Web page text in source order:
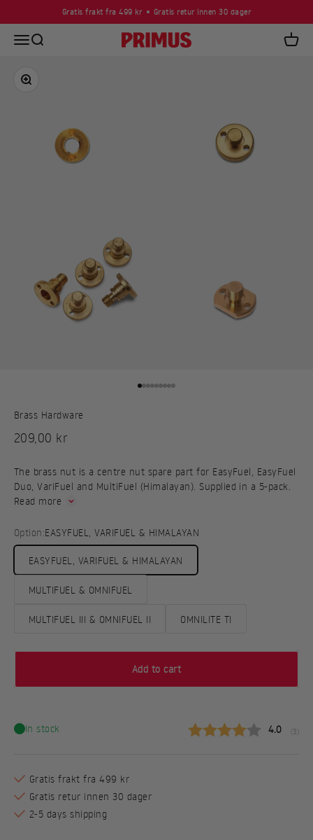
Skip to contentGratis frakt fra 499 kr Gratis retur innen 30 dager
Open navigation menu
Open search Primus Open
Zoom
Brass Hardware
Sale price
209,00 kr
The brass nut is a centre nut spare part for EasyFuel, EasyFuel
Duo, VariFuel and MultiFuel (Himalayan). Supplied in a 5-pack.
Read more
Option:EASYFUEL, VARIFUEL & HIMALAYAN
EASYFUEL, VARIFUEL & HIMALAYAN
MULTIFUEL & OMNIFUEL
MULTIFUEL III & OMNIFUEL II OMNILITE TI
Add to cart
In stock 4.0 3 )
Gratis frakt fra 499 kr
Gratis retur innen 30 dager
2-5 days shipping